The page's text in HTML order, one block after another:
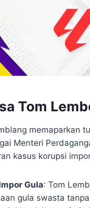
Tom
memaparkan
Menteri
kasus korupsi
Gula: Tom
gula swasta